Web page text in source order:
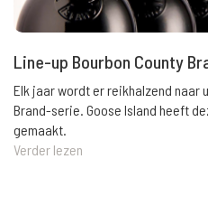
Line-up Bourbon County
Elk jaar wordt er reikhalzend naar
Brand-serie. Goose Island heeft
gemaakt.
Verder lezen